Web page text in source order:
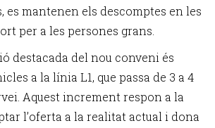
es mantenen els descomptes en les
per a les persones grans.
destacada del nou conveni és
a la línia L1, que passa de 3 a 4
Aquest increment respon a la
l’oferta a la realitat actual i dona